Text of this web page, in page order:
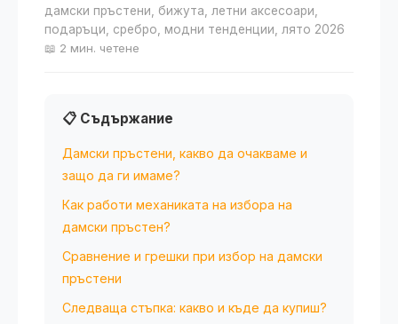
дамски пръстени, бижута, летни аксесоари,
подаръци, сребро, модни тенденции, лято 2026
📖 2 мин. четене
📋 Съдържание
Дамски пръстени, какво да очакваме и
защо да ги имаме?
Как работи механиката на избора на
дамски пръстен?
Сравнение и грешки при избор на дамски
пръстени
Следваща стъпка: какво и къде да купиш?